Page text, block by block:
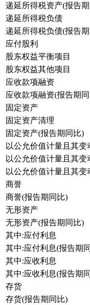
递延所得税资产(报告
递延所得税负债
递延所得税负债(报告
应付股利
股东权益平衡项目
股东权益其他项目
应收款项融资
应收款项融资(报告期
固定资产
固定资产清理
固定资产(报告期同比)
以公允价值计量且其
以公允价值计量且其
以公允价值计量且其
商誉
商誉(报告期同比)
无形资产
无形资产(报告期同比)
其中:应付利息
其中:应付利息(报告期
其中:应收利息
其中:应收利息(报告期
存货
存货(报告期同比)